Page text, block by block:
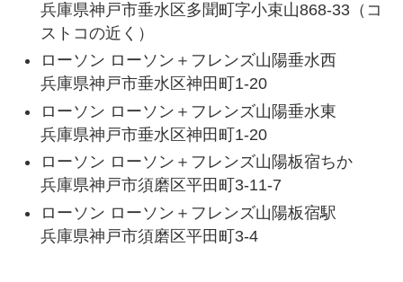
兵庫県神戸市垂水区多聞町字小束山868-33（コ
ストコの近く）
ローソン ローソン＋フレンズ山陽垂水西
兵庫県神戸市垂水区神田町1-20
ローソン ローソン＋フレンズ山陽垂水東
兵庫県神戸市垂水区神田町1-20
ローソン ローソン＋フレンズ山陽板宿ちか
兵庫県神戸市須磨区平田町3-11-7
ローソン ローソン＋フレンズ山陽板宿駅
兵庫県神戸市須磨区平田町3-4